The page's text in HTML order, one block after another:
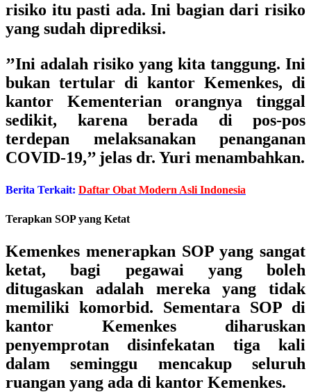
risiko itu pasti ada. Ini bagian dari risiko
yang sudah diprediksi.
’’Ini adalah risiko yang kita tanggung. Ini
bukan tertular di kantor Kemenkes, di
kantor Kementerian orangnya tinggal
sedikit, karena berada di pos-pos
terdepan melaksanakan penanganan
COVID-19,’’ jelas dr. Yuri menambahkan.
Berita Terkait: Daftar Obat Modern Asli Indonesia
Terapkan SOP yang Ketat
Kemenkes menerapkan SOP yang sangat
ketat, bagi pegawai yang boleh
ditugaskan adalah mereka yang tidak
memiliki komorbid. Sementara SOP di
kantor Kemenkes diharuskan
penyemprotan disinfekatan tiga kali
dalam seminggu mencakup seluruh
ruangan yang ada di kantor Kemenkes.